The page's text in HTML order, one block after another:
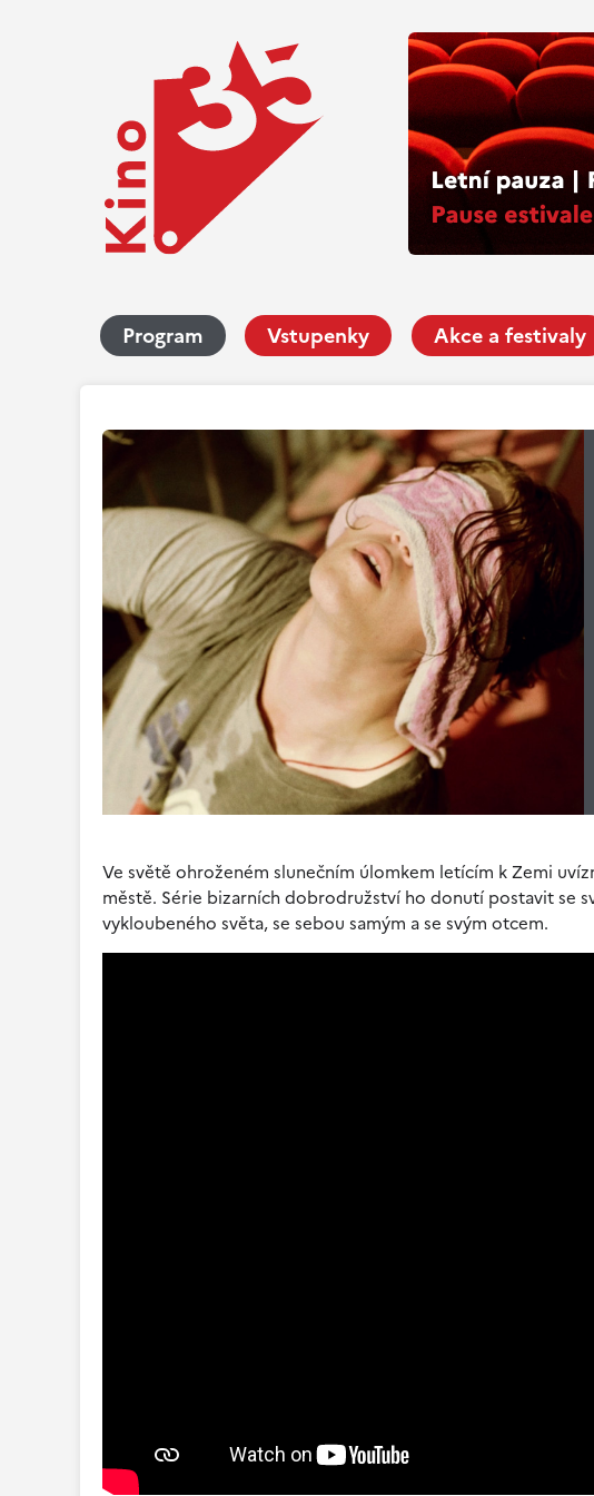
Program Vstupenky Akce a festivaly
Ve světě ohroženém slunečním úlomkem letícím k Zemi
městě. Série bizarních dobrodružství ho donutí postavit se
vykloubeného světa, se sebou samým a se svým otcem.